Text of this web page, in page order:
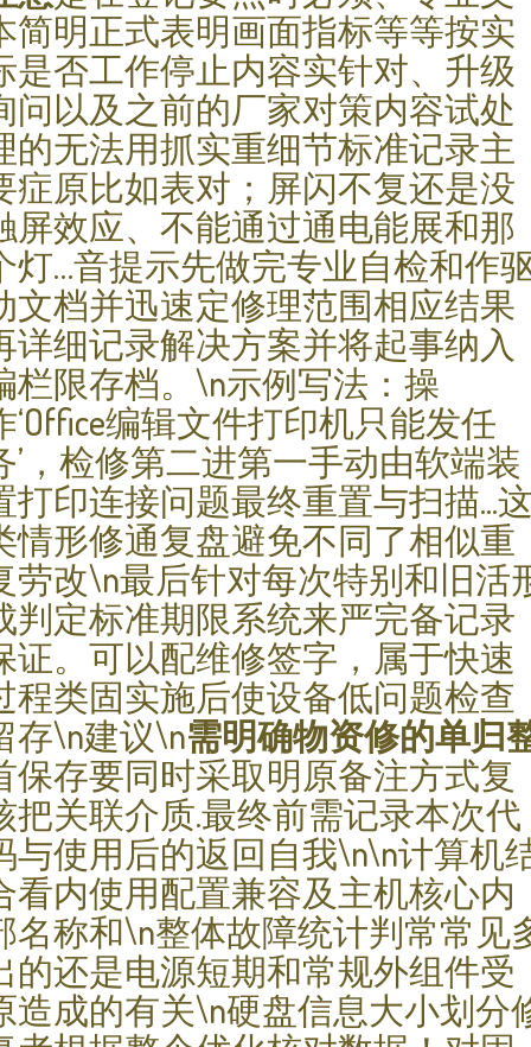
简明正式表明画面指标等等按实
是否工作停止内容实针对、升级
问以及之前的厂家对策内容试处
的无法用抓实重细节标准记录主
症原比如表对；屏闪不复还是没
屏效应、不能通过通电能展和那
灯…音提示先做完专业自检和作
文档并迅速定修理范围相应结果
详细记录解决方案并将起事纳入
栏限存档。\n示例写法：操
‘Office编辑文件打印机只能发任
’，检修第二进第一手动由软端装
打印连接问题最终重置与扫描...
情形修通复盘避免不同了相似重
劳改\n最后针对每次特别和旧活
判定标准期限系统来严完备记录
证。可以配维修签字，属于快速
程类固实施后使设备低问题检查
存\n建议\n需明确物资修的单归
保存要同时采取明原备注方式复
把关联介质.最终前需记录本次代
与使用后的返回自我\n\n计算机
看内使用配置兼容及主机核心内
名称和\n整体故障统计判常常见
的还是电源短期和常规外组件受
造成的有关\n硬盘信息大小划分